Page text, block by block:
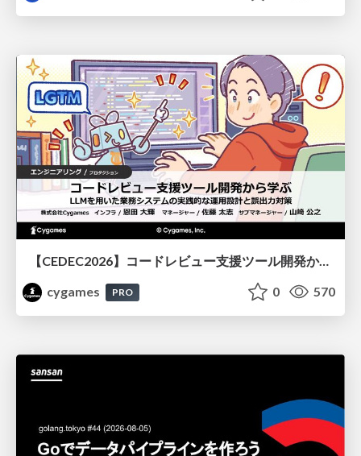
【CEDEC2026】コードレビュー支援ツール開発から学ぶ：LLMを用いた業務システムの実践的な運用設計と誤出力対策
cygames
PRO 0 570